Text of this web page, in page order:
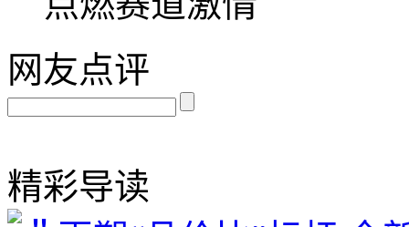
网友点评
精彩导读